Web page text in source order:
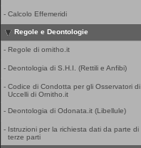
- Calcolo Effemeridi
Regole e Deontologie
- Regole di ornitho.it
- Deontologia di S.H.I. (Rettili e Anfibi)
- Codice di Condotta per gli Osservatori di
Uccelli di Ornitho.it
- Deontologia di Odonata.it (Libellule)
- Istruzioni per la richiesta dati da parte di
terze parti